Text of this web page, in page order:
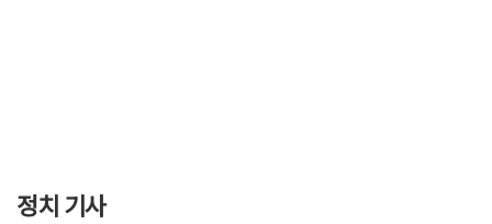
정치 기사